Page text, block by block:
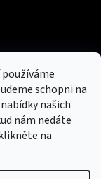
schopni na
našich
nám nedáte
na
a peněženky